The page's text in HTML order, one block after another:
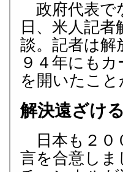
政府代表で
日、米人記
談。記者は解
９４年にも
を開いたこ
解決遠ざけ
日本も２０
言を合意し